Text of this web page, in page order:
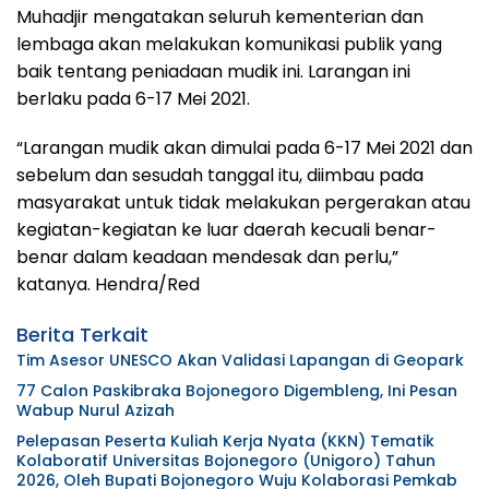
Muhadjir mengatakan seluruh kementerian dan
lembaga akan melakukan komunikasi publik yang
baik tentang peniadaan mudik ini. Larangan ini
berlaku pada 6-17 Mei 2021.
“Larangan mudik akan dimulai pada 6-17 Mei 2021 dan
sebelum dan sesudah tanggal itu, diimbau pada
masyarakat untuk tidak melakukan pergerakan atau
kegiatan-kegiatan ke luar daerah kecuali benar-
benar dalam keadaan mendesak dan perlu,”
katanya. Hendra/Red
Berita Terkait
Tim Asesor UNESCO Akan Validasi Lapangan di Geopark
77 Calon Paskibraka Bojonegoro Digembleng, Ini Pesan
Wabup Nurul Azizah
Pelepasan Peserta Kuliah Kerja Nyata (KKN) Tematik
Kolaboratif Universitas Bojonegoro (Unigoro) Tahun
2026, Oleh Bupati Bojonegoro Wuju Kolaborasi Pemkab